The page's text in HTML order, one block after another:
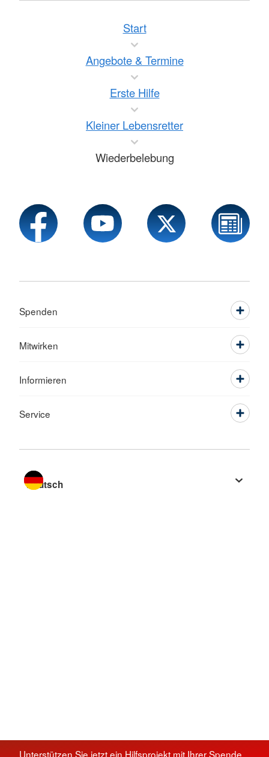
Unterstützen Sie jetzt ein Hilfsprojekt mit Ihrer Spende
Start
Angebote & Termine
Erste Hilfe
Kleiner Lebensretter
Wiederbelebung
Spenden
Mitwirken
Informieren
Service
Sprache wechseln zu